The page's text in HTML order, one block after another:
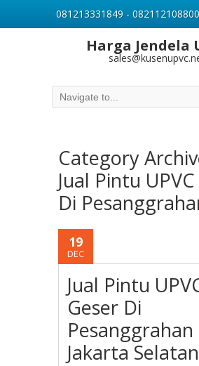
Harga Jendela
Category
Jual Pintu
Di
19
DEC
Jual Pintu
Geser Di
Pesanggrahan
Jakarta Selatan
081213331849 -